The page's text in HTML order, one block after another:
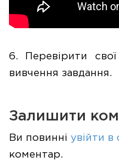
6. Перевірити
вивчення завдання.
Залишити
Ви повинні увійти в
коментар.